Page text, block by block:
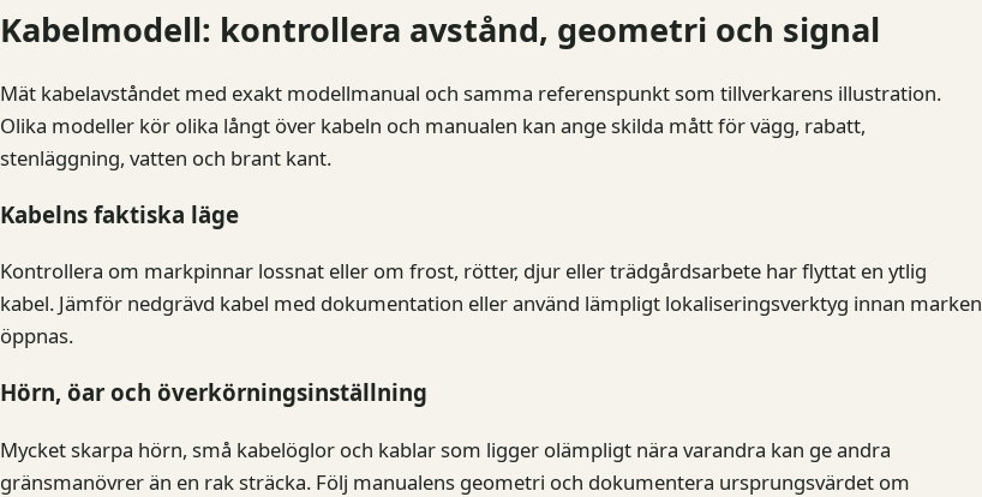
Kabelmodell: kontrollera avstånd, geometri och signal
Mät kabelavståndet med exakt modellmanual och samma referenspunkt som tillverkarens illustration.
Olika modeller kör olika långt över kabeln och manualen kan ange skilda mått för vägg, rabatt,
stenläggning, vatten och brant kant.
Kabelns faktiska läge
Kontrollera om markpinnar lossnat eller om frost, rötter, djur eller trädgårdsarbete har flyttat en ytlig
kabel. Jämför nedgrävd kabel med dokumentation eller använd lämpligt lokaliseringsverktyg innan marken
öppnas.
Hörn, öar och överkörningsinställning
Mycket skarpa hörn, små kabelöglor och kablar som ligger olämpligt nära varandra kan ge andra
gränsmanövrer än en rak sträcka. Följ manualens geometri och dokumentera ursprungsvärdet om